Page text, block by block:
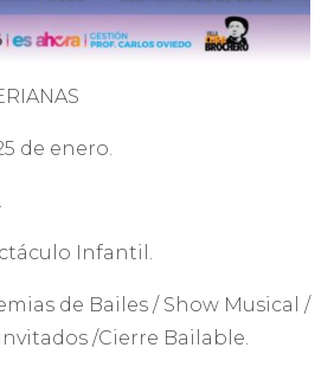
de enero.
Infantil.
de Bailes / Show Musical /
/Cierre Bailable.